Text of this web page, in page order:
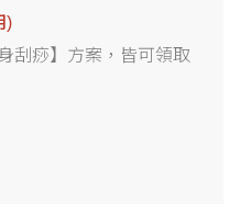
)
刮痧】方案，皆可領取